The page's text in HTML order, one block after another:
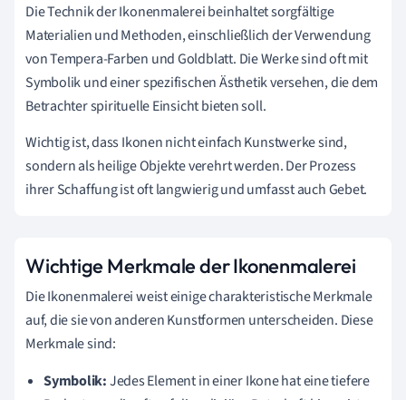
Die Technik der Ikonenmalerei beinhaltet sorgfältige
Materialien und Methoden, einschließlich der Verwendung
von Tempera-Farben und Goldblatt. Die Werke sind oft mit
Symbolik und einer spezifischen Ästhetik versehen, die dem
Betrachter spirituelle Einsicht bieten soll.
Wichtig ist, dass Ikonen nicht einfach Kunstwerke sind,
sondern als heilige Objekte verehrt werden. Der Prozess
ihrer Schaffung ist oft langwierig und umfasst auch Gebet.
Wichtige Merkmale der Ikonenmalerei
Die Ikonenmalerei weist einige charakteristische Merkmale
auf, die sie von anderen Kunstformen unterscheiden. Diese
Merkmale sind:
Symbolik:Jedes Element in einer Ikone hat eine tiefere